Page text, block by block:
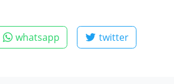
whatsapp twitter